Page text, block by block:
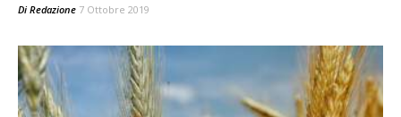
Di Redazione 7 Ottobre 2019